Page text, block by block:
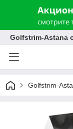
Golfstrim-Astana
Golfstrim-